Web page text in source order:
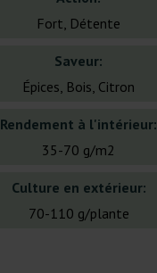
Fort, Détente
Saveur:
Épices, Bois, Citron
Rendement à l'intérieur:
35-70 g/m2
Culture en extérieur:
70-110 g/plante